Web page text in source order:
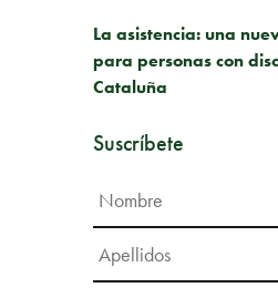
La asistencia: una
para personas con
Cataluña
Suscríbete